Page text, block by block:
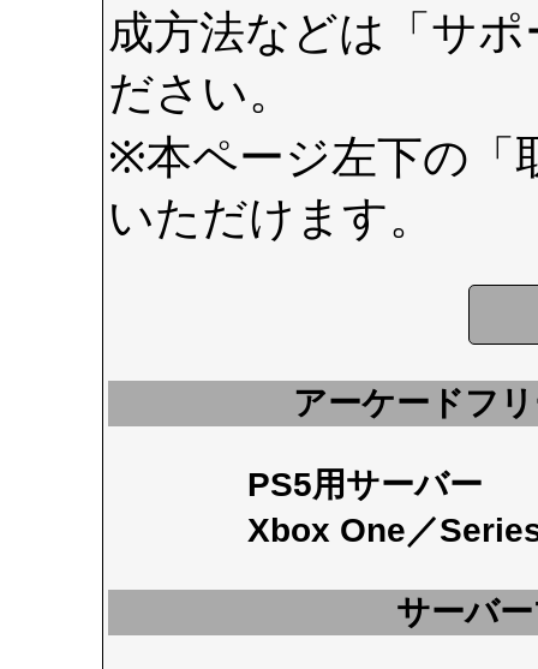
成方法などは 「サ
ださい。
※本ページ左下の
いただけます。
アーケードフ
PS5用サーバー
Xbox One／
サーバ